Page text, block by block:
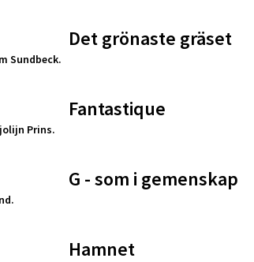
Det grönaste gräset
Sundbeck.
Fantastique
Prins.
G - som i gemenskap
Hamnet